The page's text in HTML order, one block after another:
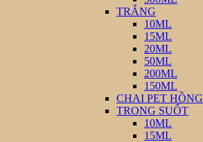
TRẮNG
10ML
15ML
20ML
50ML
200ML
150ML
CHAI PET HỒNG
TRONG SUỐT
10ML
15ML